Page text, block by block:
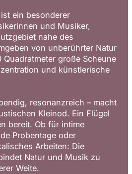
ein besonderer
und Musiker,
nahe des
von unberührter Natur
große Scheune
und künstlerische
resonanzreich – macht
Kleinod. Ein Flügel
bereit. Ob für intime
Probentage oder
Arbeiten: Die
Natur und Musik zu
Weite.